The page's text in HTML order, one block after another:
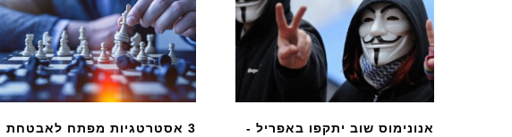
אנונימוס שוב יתקפו באפריל -
3 אסטרטגיות מפתח לאבטחת